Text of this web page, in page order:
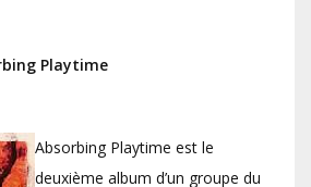
Playtime
Absorbing Playtime est le
deuxième album d’un groupe du